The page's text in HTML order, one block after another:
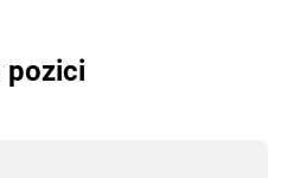
pozici